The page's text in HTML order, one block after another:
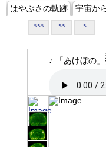
はやぶさの軌跡 宇宙か
<<< << <
♪ 「あけぼの」